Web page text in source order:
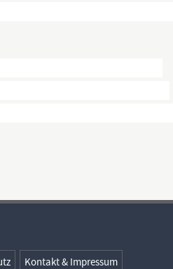
Kontakt & Impressum